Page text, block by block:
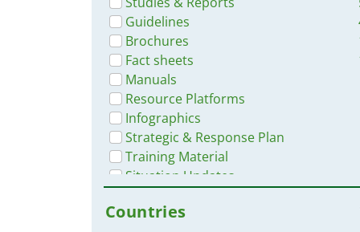
Guidelines
Brochures
Fact sheets
Manuals
Resource Platforms
Infographics
Strategic & Response Plan
Training Material
Situation Updates
Countries